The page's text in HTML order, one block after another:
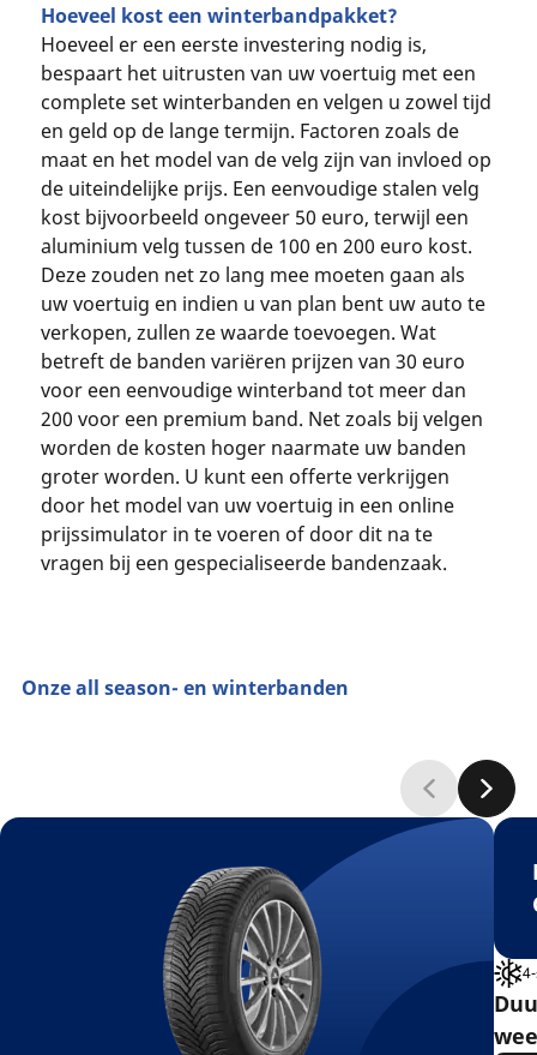
Hoeveel kost een winterbandpakket?
Hoeveel er een eerste investering nodig is,
bespaart het uitrusten van uw voertuig met een
complete set winterbanden en velgen u zowel tijd
en geld op de lange termijn. Factoren zoals de
maat en het model van de velg zijn van invloed op
de uiteindelijke prijs. Een eenvoudige stalen velg
kost bijvoorbeeld ongeveer 50 euro, terwijl een
aluminium velg tussen de 100 en 200 euro kost.
Deze zouden net zo lang mee moeten gaan als
uw voertuig en indien u van plan bent uw auto te
verkopen, zullen ze waarde toevoegen. Wat
betreft de banden variëren prijzen van 30 euro
voor een eenvoudige winterband tot meer dan
200 voor een premium band. Net zoals bij velgen
worden de kosten hoger naarmate uw banden
groter worden. U kunt een offerte verkrijgen
door het model van uw voertuig in een online
prijssimulator in te voeren of door dit na te
vragen bij een gespecialiseerde bandenzaak.
Onze all season- en winterbanden